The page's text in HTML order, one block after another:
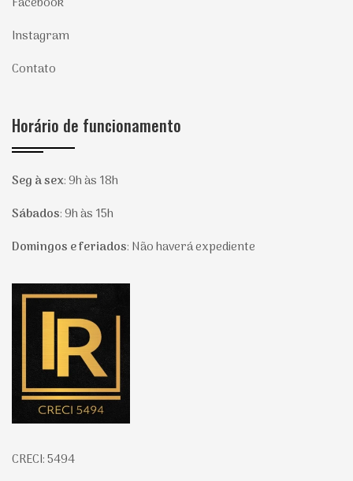
Instagram
Contato
Horário de funcionamento
Seg à sex:9h às 18h
Sábados:9h às 15h
Domingos e feriados: Não haverá expediente
Página inicial
CRECI: 5494